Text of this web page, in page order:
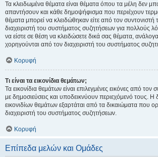
Τα κλειδωμένα θέματα είναι θέματα όπου τα μέλη δεν
απαντήσουν και κάθε δημοψήφισμα που περιέχουν
θέματα μπορεί να κλειδώθηκαν είτε από τον
διαχειριστή του συστήματος συζητήσεων για πολλούς
να είστε σε θέση να κλειδώσετε δικά σας θέματα,
χορηγούνται από τον διαχειριστή του συστήματος
Κορυφή
Τι είναι τα εικονίδια θεμάτων;
Τα εικονίδια θεμάτων είναι επιλεγμένες εικόνες από τον
με δημοσιεύσεις και υποδεικνύουν περιεχόμενό τους. Η
εικονιδίων θεμάτων εξαρτάται από τα δικαιώματα που
διαχειριστή του συστήματος συζητήσεων.
Κορυφή
Επίπεδα μελών και Ομάδες